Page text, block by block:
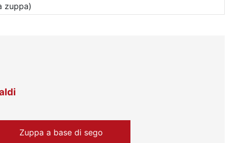
zuppa)
Zuppa a base di sego